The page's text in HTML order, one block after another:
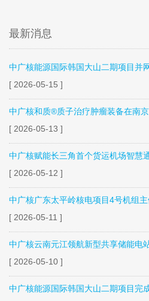
最新消息
中广核能源国际韩国大山二期项目并
[ 2026-05-15 ]
中广核和质®质子治疗肿瘤装备在南
[ 2026-05-13 ]
中广核赋能长三角首个货运机场智慧
[ 2026-05-12 ]
中广核广东太平岭核电项目4号机组
[ 2026-05-11 ]
中广核云南元江领航新型共享储能电
[ 2026-05-10 ]
中广核能源国际韩国大山二期项目完